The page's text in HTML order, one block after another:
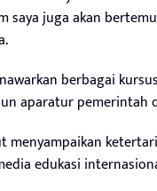
saya juga akan
berbagai
aparatur pemerintah
menyampaikan
edukasi